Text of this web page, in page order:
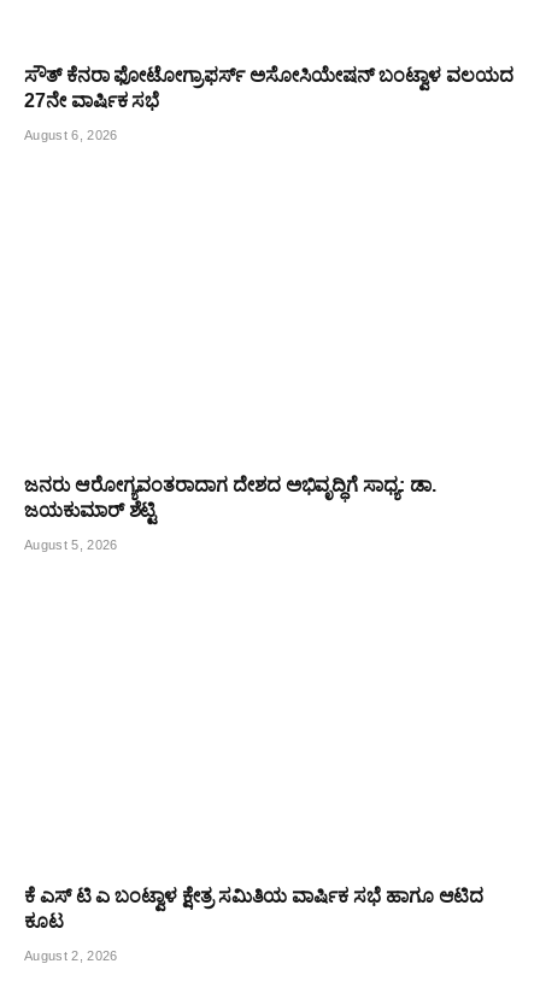
ಸೌತ್ ಕೆನರಾ ಫೋಟೋಗ್ರಾಫರ್ಸ್ ಅಸೋಸಿಯೇಷನ್ ಬಂಟ್ವಾಳ ವಲಯದ
27ನೇ ವಾರ್ಷಿಕ ಸಭೆ
August 6, 2026
ಜನರು ಆರೋಗ್ಯವಂತರಾದಾಗ ದೇಶದ ಅಭಿವೃದ್ಧಿಗೆ ಸಾಧ್ಯ: ಡಾ.
ಜಯಕುಮಾರ್ ಶೆಟ್ಟಿ
August 5, 2026
ಕೆ ಎಸ್ ಟಿ ಎ ಬಂಟ್ವಾಳ ಕ್ಷೇತ್ರ ಸಮಿತಿಯ ವಾರ್ಷಿಕ ಸಭೆ ಹಾಗೂ ಆಟಿದ
ಕೂಟ
August 2, 2026